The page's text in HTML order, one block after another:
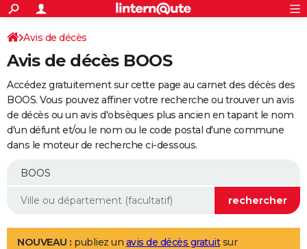
ACTUALITÉS
Politique
Société
Faits Divers
Education
Monde
Villes
+
SPORT
Coupe du monde 2026
Football
Tennis
Cyclisme
Rugby
Forum
Programme TV
TNT
Streaming
Cinéma
Sorties cinéma
Musique
+
FINANCE
Retraite
Impôts
Epargne
Immobilier
Risques naturels par ville
Banque
Assurance
Crédit
AUTO
Essais
Réserver un essai
Citadines
Berlines
SUV
Forum auto
+
Mobiles
Meilleur smartphone
Internet
Ordinateurs
Jeux vidéo
Guide high-tech
Aménagement intérieur
LIFESTYLE
Avis de décès
Avis de décès BOOS
Accédez gratuitement sur cette page au carnet des décès des
BOOS. Vous pouvez affiner votre recherche ou trouver un avis
de décès ou un avis d'obsèques plus ancien en tapant le nom
d'un défunt et/ou le nom ou le code postal d'une commune
dans le moteur de recherche ci-dessous.
NOUVEAU : publiez un avis de décès gratuitsur